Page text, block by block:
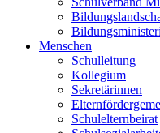
Menschen
Schulleitung
Kollegium
Sekretärinnen
Schulelternbeirat